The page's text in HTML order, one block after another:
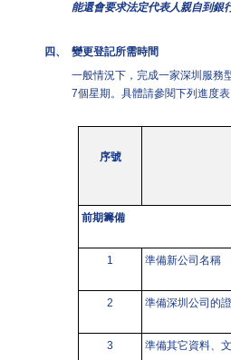
能還會要求法定代表人親自到銀
四、
變更登記所需時間
一般情況下，完成一家深圳服務
7個星期。具體請參閱下列進度
序號
前期籌備
1 準備新公司名稱
2 準備深圳公司的
3 準備其它資料、